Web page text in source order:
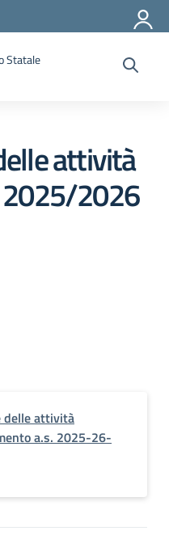
Statale
della scuola
attività
2026
delle attività
a.s. 2025-26-